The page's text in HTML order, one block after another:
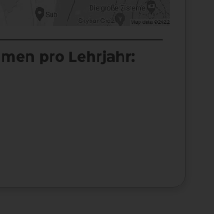
pro Lehrjahr: